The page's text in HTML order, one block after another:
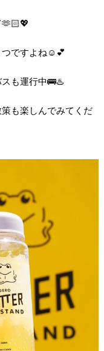
つですよね☺️💕
スも運行中🚌♨️
も楽しんでみてくだ